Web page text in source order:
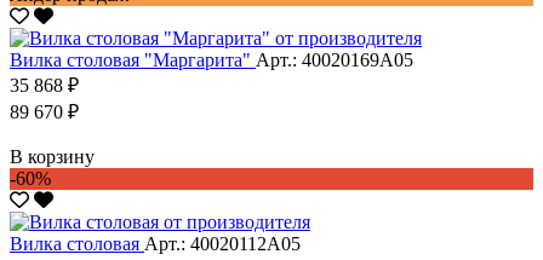
Вилка столовая "Маргарита" Арт.: 40020169А05
35 868 ₽
89 670 ₽
В корзину
-60%
Вилка столовая Арт.: 40020112А05